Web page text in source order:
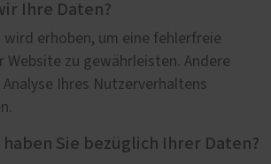
Ihre Daten?
wird erhoben, um eine fehlerfreie
Website zu gewährleisten. Andere
Analyse Ihres Nutzerverhaltens
haben Sie bezüglich Ihrer Daten?